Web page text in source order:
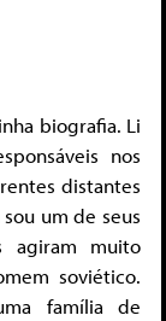
biografia. Li
nos
distantes
um de seus
agiram muito
soviético.
família de